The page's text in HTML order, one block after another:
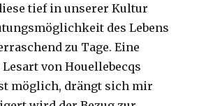
tief in unserer Kultur
des Lebens
zu Tage. Eine
von Houellebecqs
möglich, drängt sich mir